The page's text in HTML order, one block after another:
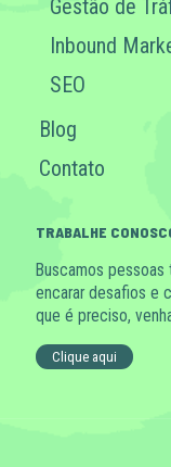
Gestão de
Inbound
SEO
Blog
Contato
TRABALHE
Buscamos
encarar desafios e
que é preciso,
Clique aqui